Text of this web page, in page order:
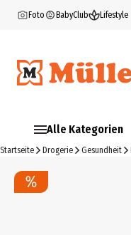
Foto BabyClub Lifestyle
Alle Kategorien
Startseite Drogerie Gesundheit